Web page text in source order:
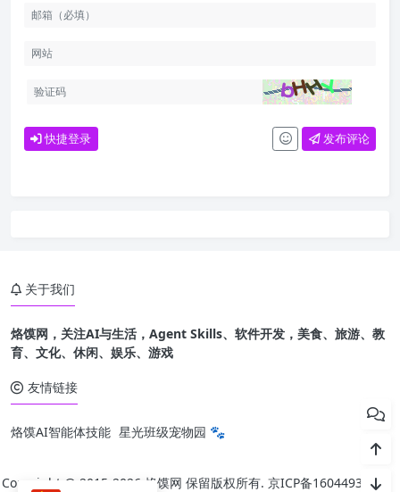
快捷登录 发布评论
关于我们
烙馍网，关注AI与生活，Agent Skills、软件开发，美食、旅游、教
育、文化、休闲、娱乐、游戏
友情链接
烙馍AI智能体技能 星光班级宠物园 🐾
Copyright @ 2015- 2026 烙馍网 保留版权所有. 京ICP备16044936号-1